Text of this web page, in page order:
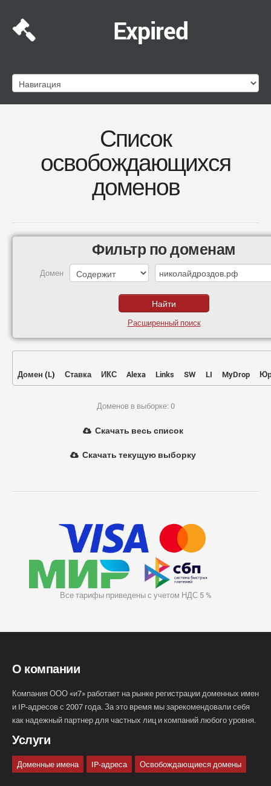
Expired
Список
освобождающихся
доменов
Фильтр по доменам
Домен
Расширенный поиск
Домен (L) Ставка ИКС Alexa Links SW LI MyDrop
Доменов в выборке: 0
Скачать весь список
Скачать текущую выборку
Все тарифы приведены с учетом НДС 5 %
О компании
Компания ООО «и7» работает на рынке регистрации доменных имен
и IP-адресов с 2007 года. За это время мы зарекомендовали себя
как надежный партнер для частных лиц и компаний любого уровня.
Услуги
Доменные имена IP-адреса Освобождающиеся домены